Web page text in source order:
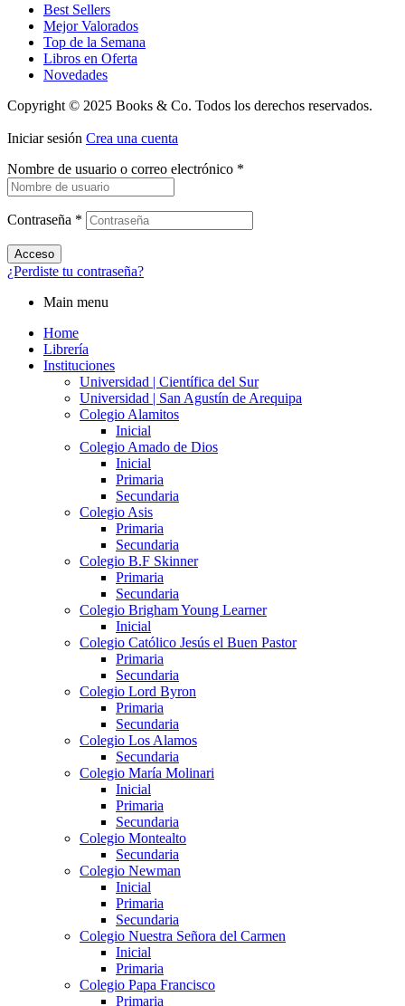
Best Sellers
Mejor Valorados
Top de la Semana
Libros en Oferta
Novedades
Copyright © 2025 Books & Co. Todos los derechos reservados.
Iniciar sesión Crea una cuenta
Nombre de usuario o correo electrónico *
Contraseña *
Acceso
¿Perdiste tu contraseña?
Main menu
Home
Librería
Instituciones
Universidad | Científica del Sur
Universidad | San Agustín de Arequipa
Colegio Alamitos
Inicial
Colegio Amado de Dios
Inicial
Primaria
Secundaria
Colegio Asis
Primaria
Secundaria
Colegio B.F Skinner
Primaria
Secundaria
Colegio Brigham Young Learner
Inicial
Colegio Católico Jesús el Buen Pastor
Primaria
Secundaria
Colegio Lord Byron
Primaria
Secundaria
Colegio Los Alamos
Secundaria
Colegio María Molinari
Inicial
Primaria
Secundaria
Colegio Montealto
Secundaria
Colegio Newman
Inicial
Primaria
Secundaria
Colegio Nuestra Señora del Carmen
Inicial
Primaria
Colegio Papa Francisco
Primaria